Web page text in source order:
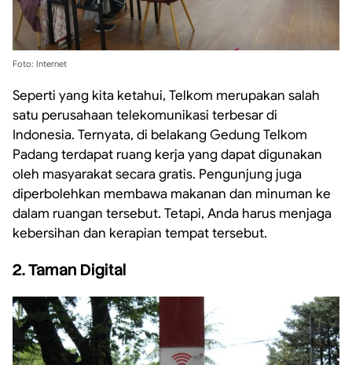
Foto: Internet
Seperti yang kita ketahui, Telkom merupakan salah
satu perusahaan telekomunikasi terbesar di
Indonesia. Ternyata, di belakang Gedung Telkom
Padang terdapat ruang kerja yang dapat digunakan
oleh masyarakat secara gratis. Pengunjung juga
diperbolehkan membawa makanan dan minuman ke
dalam ruangan tersebut. Tetapi, Anda harus menjaga
kebersihan dan kerapian tempat tersebut.
2. Taman Digital